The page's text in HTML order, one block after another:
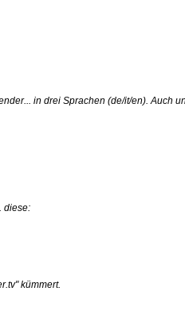
in drei Sprachen (de/it/en).Auch
diese:
kümmert.